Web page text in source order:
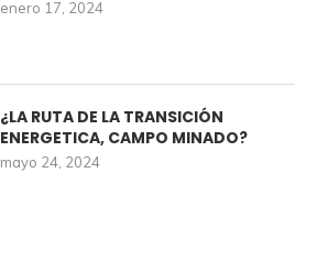
enero 17, 2024
¿LA RUTA DE LA TRANSICIÓN
ENERGETICA, CAMPO MINADO?
mayo 24, 2024